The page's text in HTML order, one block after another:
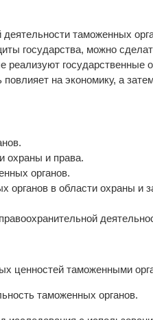
таможенных
государства, можно
реализуют государственные
на экономику, а
охраны и права.
органов.
органов в области охраны и
ценностей таможенными
таможенных органов.